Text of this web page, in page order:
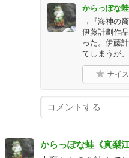
からっぽな蛙
→『海神の
伊藤計劃作
った。伊藤
てしまうが
ナイス
からっぽな蛙《真梨江